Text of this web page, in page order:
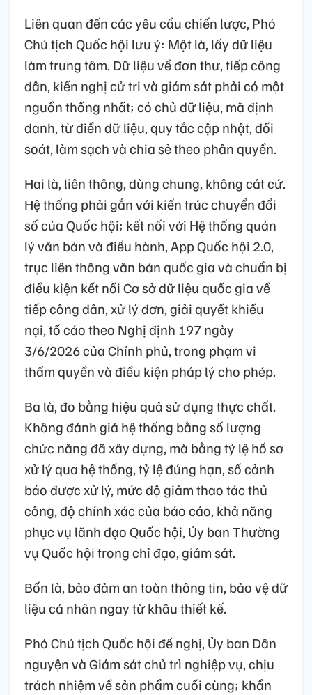
Liên quan đến các yêu cầu chiến lược, Phó
Chủ tịch Quốc hội lưu ý: Một là, lấy dữ liệu
làm trung tâm. Dữ liệu về đơn thư, tiếp công
dân, kiến nghị cử tri và giám sát phải có một
nguồn thống nhất; có chủ dữ liệu, mã định
danh, từ điển dữ liệu, quy tắc cập nhật, đối
soát, làm sạch và chia sẻ theo phân quyền.
Hai là, liên thông, dùng chung, không cát cứ.
Hệ thống phải gắn với kiến trúc chuyển đổi
số của Quốc hội; kết nối với Hệ thống quản
lý văn bản và điều hành, App Quốc hội 2.0,
trục liên thông văn bản quốc gia và chuẩn bị
điều kiện kết nối Cơ sở dữ liệu quốc gia về
tiếp công dân, xử lý đơn, giải quyết khiếu
nại, tố cáo theo Nghị định 197 ngày
3/6/2026 của Chính phủ, trong phạm vi
thẩm quyền và điều kiện pháp lý cho phép.
Ba là, đo bằng hiệu quả sử dụng thực chất.
Không đánh giá hệ thống bằng số lượng
chức năng đã xây dựng, mà bằng tỷ lệ hồ sơ
xử lý qua hệ thống, tỷ lệ đúng hạn, số cảnh
báo được xử lý, mức độ giảm thao tác thủ
công, độ chính xác của báo cáo, khả năng
phục vụ lãnh đạo Quốc hội, Ủy ban Thường
vụ Quốc hội trong chỉ đạo, giám sát.
Bốn là, bảo đảm an toàn thông tin, bảo vệ dữ
liệu cá nhân ngay từ khâu thiết kế.
Phó Chủ tịch Quốc hội đề nghị, Ủy ban Dân
nguyện và Giám sát chủ trì nghiệp vụ, chịu
trách nhiệm về sản phẩm cuối cùng; khẩn